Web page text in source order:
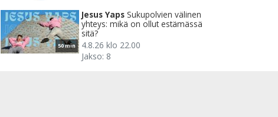
50 min
Jesus Yaps Sukupolvien välinen
yhteys: mikä on ollut estämässä
sitä?
4.8.26 klo 22.00
Jakso: 8